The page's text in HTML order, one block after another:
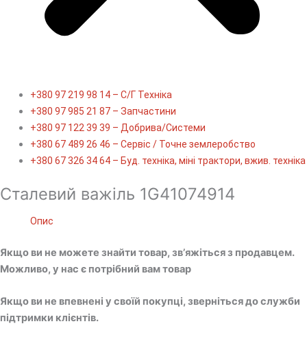
+380 97 219 98 14 – С/Г Техніка
+380 97 985 21 87 – Запчастини
+380 97 122 39 39 – Добрива/Cистеми
+380 67 489 26 46 – Сервіс / Точне землеробство
+380 67 326 34 64 – Буд. техніка, міні трактори, вжив. техніка
Сталевий важіль 1G41074914
Опис
Якщо ви не можете знайти товар, зв’яжіться з продавцем.
Можливо, у нас є потрібний вам товар
Якщо ви не впевнені у своїй покупці, зверніться до служби
підтримки клієнтів.